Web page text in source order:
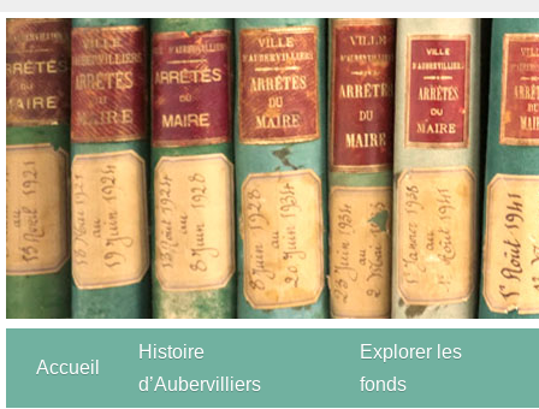
Accueil
Histoire
d’Aubervilliers
Explorer les
fonds